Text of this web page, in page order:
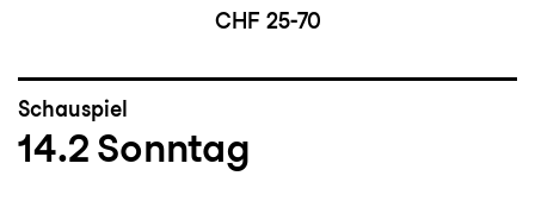
CHF 25-70
Schauspiel
14.2 Sonntag